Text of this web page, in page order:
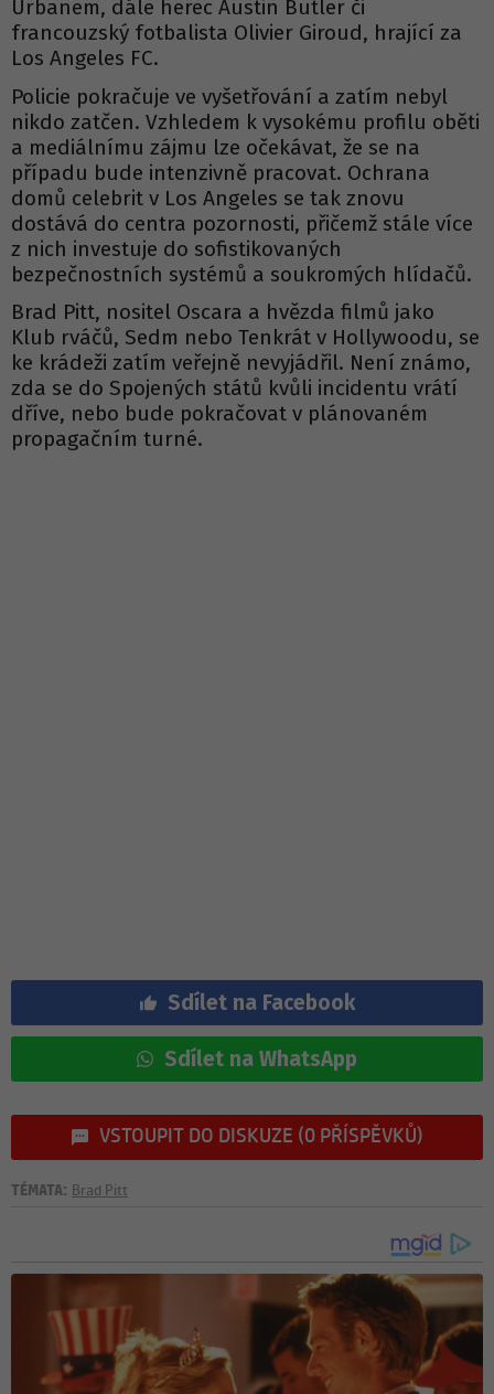
Urbanem, dále herec Austin Butler či
francouzský fotbalista Olivier Giroud, hrající za
Los Angeles FC.
Policie pokračuje ve vyšetřování a zatím nebyl
nikdo zatčen. Vzhledem k vysokému profilu oběti
a mediálnímu zájmu lze očekávat, že se na
případu bude intenzivně pracovat. Ochrana
domů celebrit v Los Angeles se tak znovu
dostává do centra pozornosti, přičemž stále více
z nich investuje do sofistikovaných
bezpečnostních systémů a soukromých hlídačů.
Brad Pitt, nositel Oscara a hvězda filmů jako
Klub rváčů, Sedm nebo Tenkrát v Hollywoodu, se
ke krádeži zatím veřejně nevyjádřil. Není známo,
zda se do Spojených států kvůli incidentu vrátí
dříve, nebo bude pokračovat v plánovaném
propagačním turné.
Sdílet na Facebook
Sdílet na WhatsApp
VSTOUPIT DO DISKUZE (0 PŘÍSPĚVKŮ)
TÉMATA: Brad Pitt